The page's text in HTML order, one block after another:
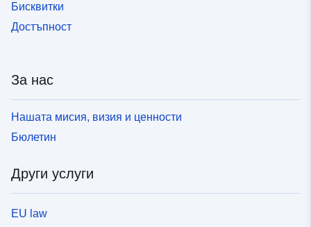
Бисквитки
Достъпност
За нас
Нашата мисия, визия и ценности
Бюлетин
Други услуги
EU law